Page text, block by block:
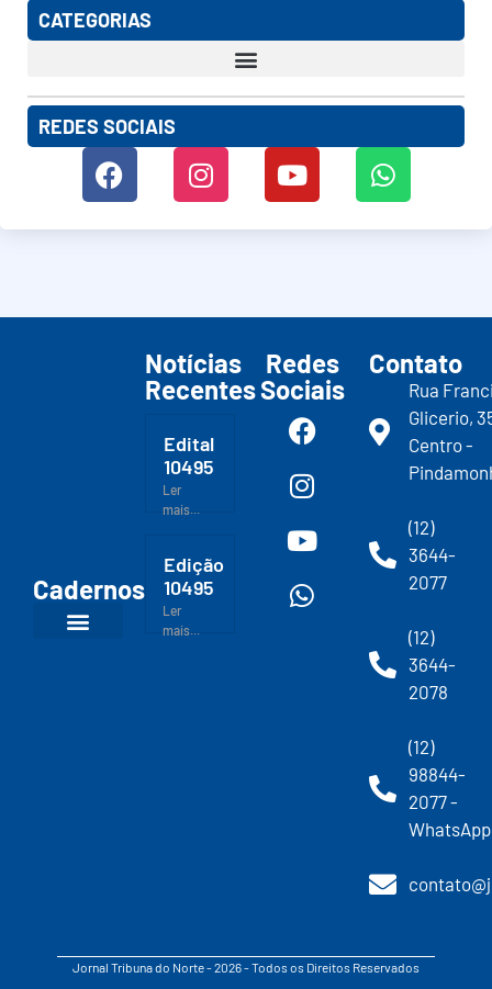
CATEGORIAS
REDES SOCIAIS
Cadernos
Notícias
Recentes
Edital
10495
Ler
mais...
Edição
10495
Ler
mais...
Redes
Sociais
Contato
Rua
Glicerio,
Centro -
(12)
3644-
2077
(12)
3644-
2078
(12)
98844-
2077 -
WhatsApp
Jornal Tribuna do Norte - 2026 - Todos os Direitos Reservados